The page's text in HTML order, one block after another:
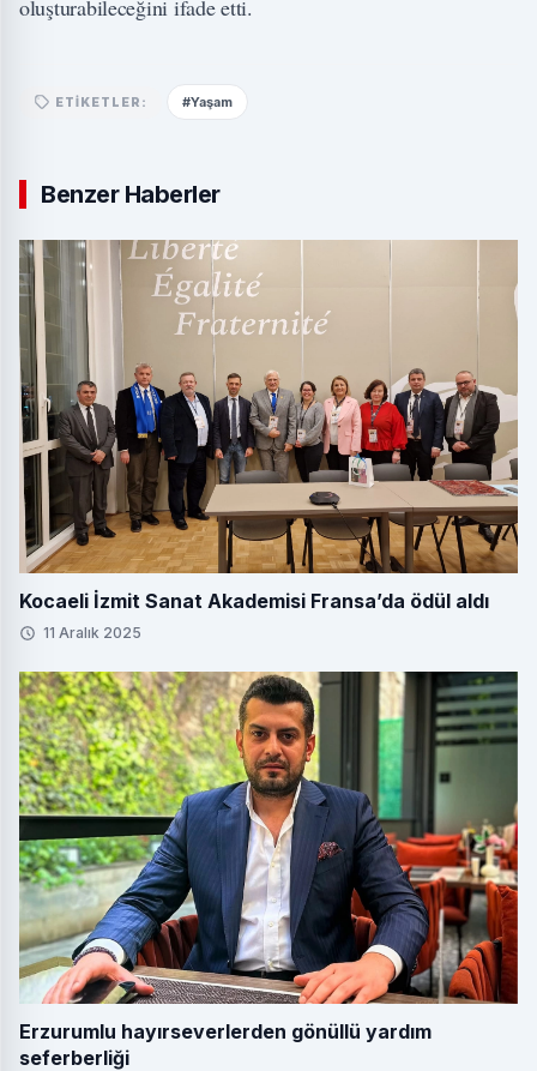
oluşturabileceğini ifade etti.
ETIKETLER: #Yaşam
Benzer Haberler
Kocaeli İzmit Sanat Akademisi Fransa’da ödül aldı
11 Aralık 2025
Erzurumlu hayırseverlerden gönüllü yardım
seferberliği